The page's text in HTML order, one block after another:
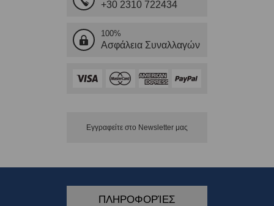
+30 2310 722434
100%
Ασφάλεια Συναλλαγών
Εγγραφείτε στο Νewsletter μας
ΠΛΗΡΟΦΟΡΊΕΣ